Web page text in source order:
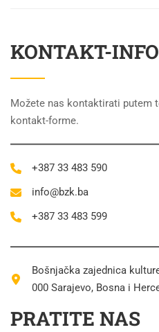
KONTAKT-
Možete nas kontaktirati putem
kontakt-forme.
+387 33 483 590
info@bzk.ba
+387 33 483 599
Bošnjačka zajednica
000 Sarajevo, Bosna i
PRATITE NAS